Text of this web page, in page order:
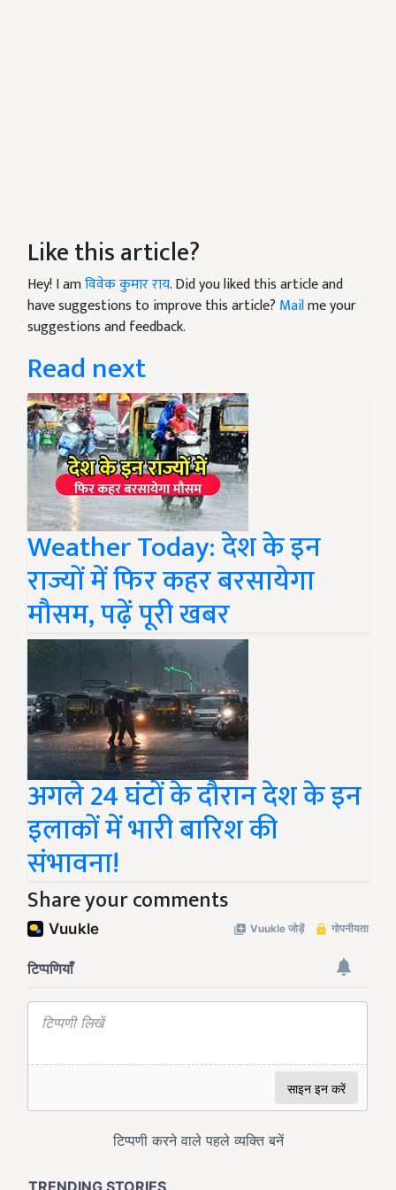
Like this article?
Hey! I amविवेक कुमार राय. Did you liked this article and
have suggestions to improve this article? Mailme your
suggestions and feedback.
Read next
Weather Today: देश के इन
राज्यों में फिर कहर बरसायेगा
मौसम, पढ़ें पूरी खबर
अगले 24 घंटों के दौरान देश के इन
इलाकों में भारी बारिश की
संभावना!
Share your comments